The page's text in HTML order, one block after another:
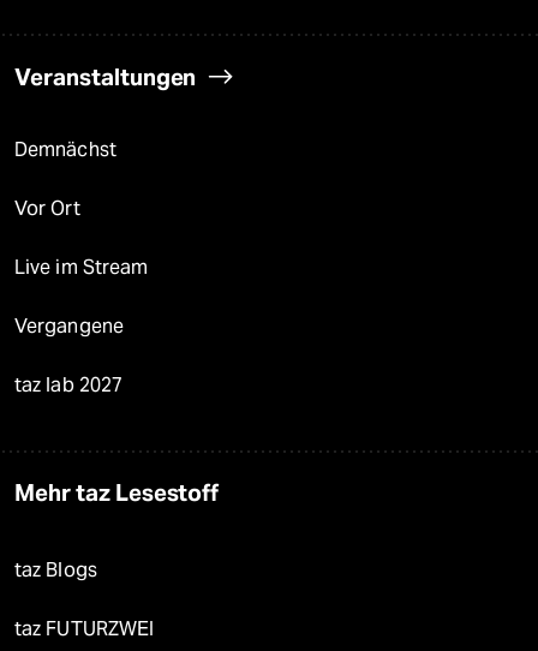
Veranstaltungen
Demnächst
Vor Ort
Live im Stream
Vergangene
taz lab 2027
Mehr taz Lesestoff
taz Blogs
taz FUTURZWEI